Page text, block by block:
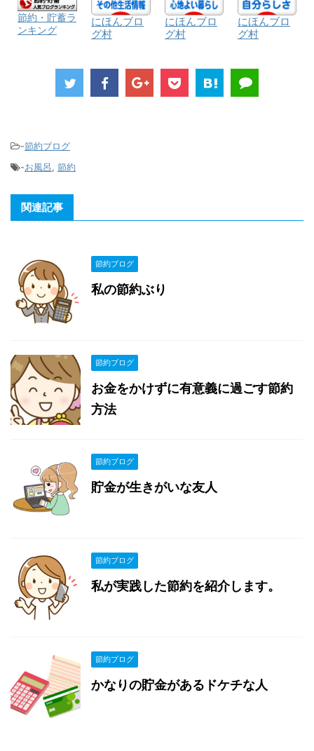
節約・貯蓄ラ
ンキング
にほんブロ
グ村
にほんブロ
グ村
にほんブロ
グ村
-節約ブログ
-お風呂, 節約
関連記事
節約ブログ
私の節約ぶり
節約ブログ
お金をかけずに有意義に過ごす節約
方法
節約ブログ
貯金が生きがいな友人
節約ブログ
私が実践した節約を紹介します。
節約ブログ
かなりの貯金があるドケチな人